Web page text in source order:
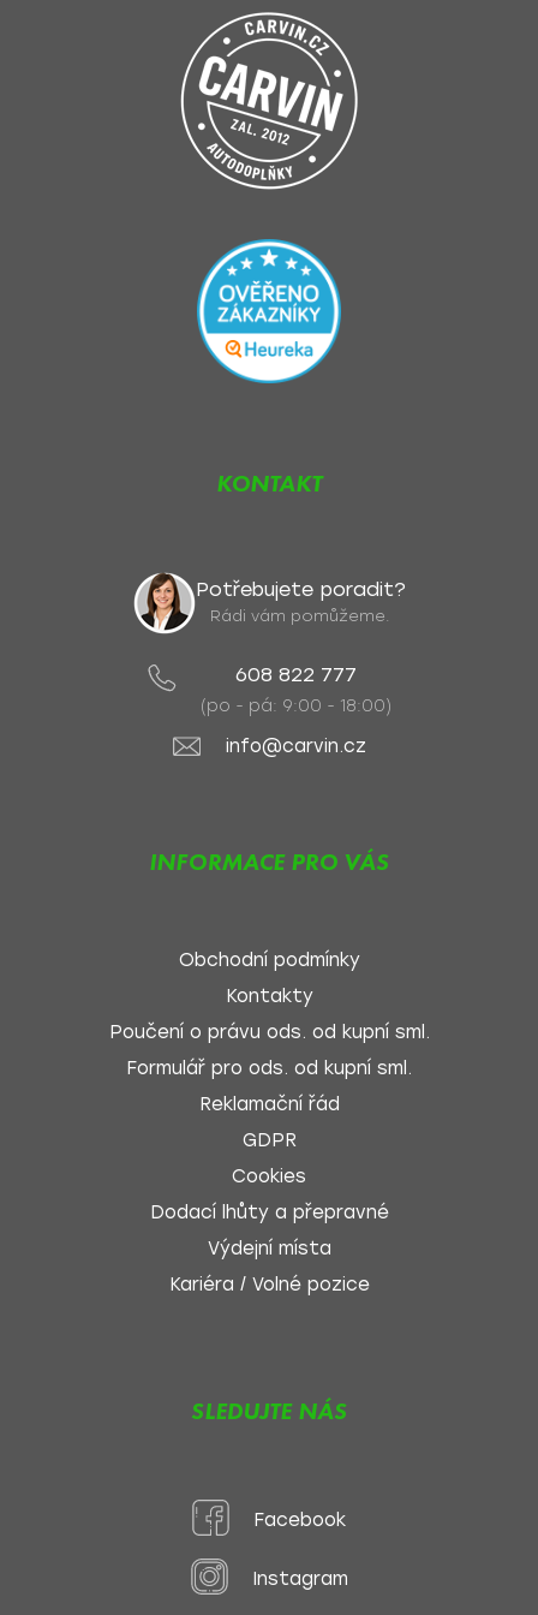
KONTAKT
Potřebujete poradit?
Rádi vám pomůžeme.
608 822 777
(po - pá: 9:00 - 18:00)
info@carvin.cz
INFORMACE PRO VÁS
Obchodní podmínky
Kontakty
Poučení o právu ods. od kupní sml.
Formulář pro ods. od kupní sml.
Reklamační řád
GDPR
Cookies
Dodací lhůty a přepravné
Výdejní místa
Kariéra / Volné pozice
SLEDUJTE NÁS
Facebook
Instagram